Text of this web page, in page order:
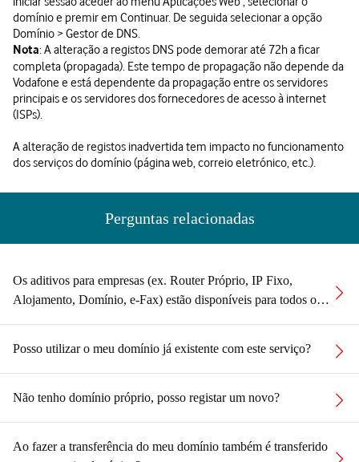
domínio e premir em Continuar. De seguida selecionar a opção
Domínio > Gestor de DNS.
Nota: A alteração a registos DNS pode demorar até 72h a ficar
completa (propagada). Este tempo de propagação não depende da
Vodafone e está dependente da propagação entre os servidores
principais e os servidores dos fornecedores de acesso à internet
(ISPs).
A alteração de registos inadvertida tem impacto no funcionamento
dos serviços do domínio (página web, correio eletrónico, etc.).
Perguntas relacionadas
Os aditivos para empresas (ex. Router Próprio, IP Fixo,
Alojamento, Domínio, e-Fax) estão disponíveis para todos os
Posso utilizar o meu domínio já existente com este serviço?
Não tenho domínio próprio, posso registar um novo?
Ao fazer a transferência do meu domínio também é transferido